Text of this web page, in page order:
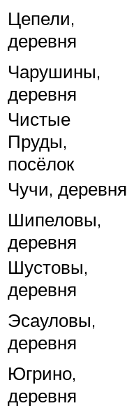
Цепели,
деревня
Чарушины,
деревня
Чистые
Пруды,
посёлок
Чучи, деревня
Шипеловы,
деревня
Шустовы,
деревня
Эсауловы,
деревня
Югрино,
деревня